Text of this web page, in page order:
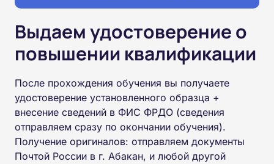
Выдаем удостоверение о
повышении квалификации
После прохождения обучения вы получаете
удостоверение установленного образца +
внесение сведений в ФИС ФРДО (сведения
отправляем сразу по окончании обучения).
Получение оригиналов: отправляем документы
Почтой России в г. Абакан, и любой другой